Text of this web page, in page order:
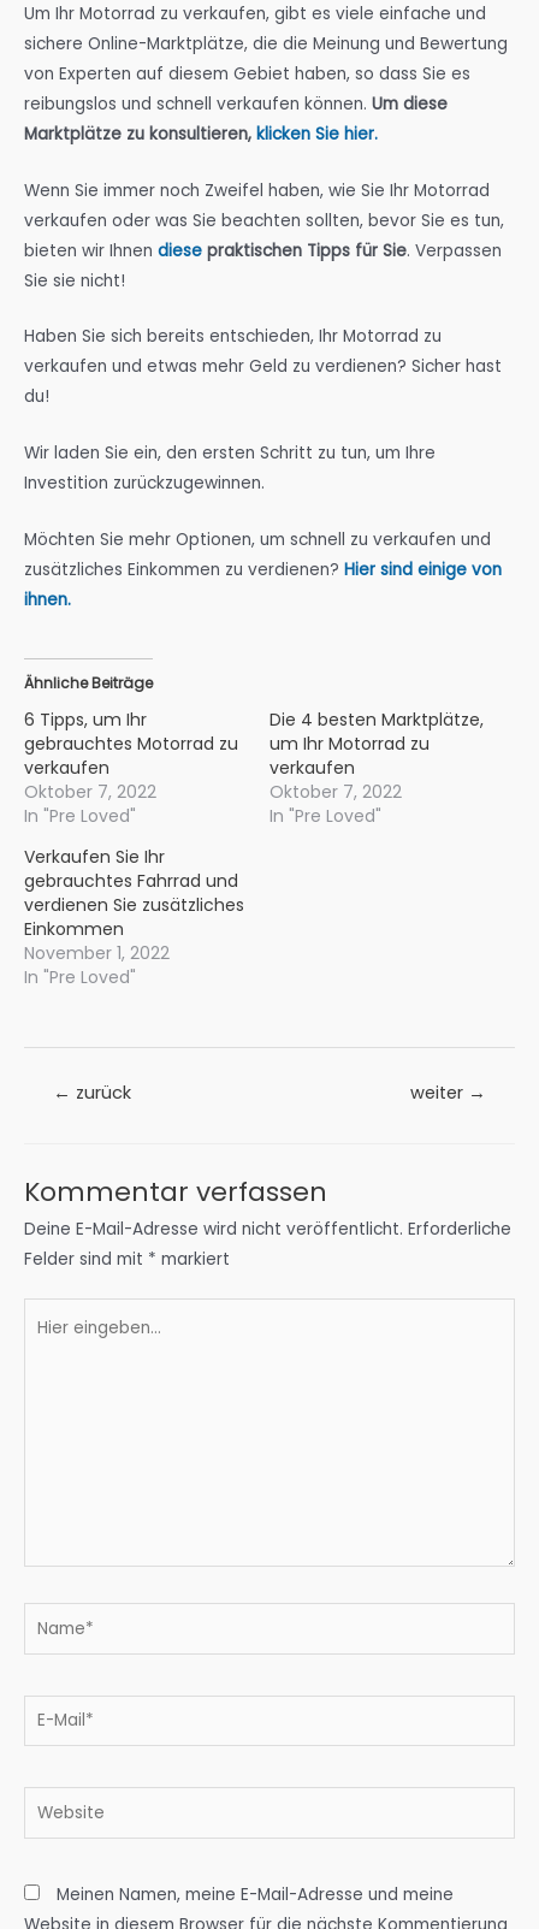
Um Ihr Motorrad zu verkaufen, gibt es viele einfache und
sichere Online-Marktplätze, die die Meinung und Bewertung
von Experten auf diesem Gebiet haben, so dass Sie es
reibungslos und schnell verkaufen können. Um diese
Marktplätze zu konsultieren, klicken Sie hier.
Wenn Sie immer noch Zweifel haben, wie Sie Ihr Motorrad
verkaufen oder was Sie beachten sollten, bevor Sie es tun,
bieten wir Ihnen diese praktischen Tipps für Sie. Verpassen
Sie sie nicht!
Haben Sie sich bereits entschieden, Ihr Motorrad zu
verkaufen und etwas mehr Geld zu verdienen? Sicher hast
du!
Wir laden Sie ein, den ersten Schritt zu tun, um Ihre
Investition zurückzugewinnen.
Möchten Sie mehr Optionen, um schnell zu verkaufen und
zusätzliches Einkommen zu verdienen? Hier sind einige von
ihnen.
Ähnliche Beiträge
6 Tipps, um Ihr
gebrauchtes Motorrad zu
verkaufen
Oktober 7, 2022
In "Pre Loved"
Die 4 besten Marktplätze,
um Ihr Motorrad zu
verkaufen
Oktober 7, 2022
In "Pre Loved"
Verkaufen Sie Ihr
gebrauchtes Fahrrad und
verdienen Sie zusätzliches
Einkommen
November 1, 2022
In "Pre Loved"
Beitrags-
← zurück weiter →
Kommentar verfassen
Deine E-Mail-Adresse wird nicht veröffentlicht. Erforderliche
Felder sind mit * markiert
eingeben…
Name*
E-
Mail*
Website
Meinen Namen, meine E-Mail-Adresse und meine